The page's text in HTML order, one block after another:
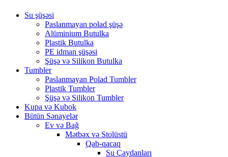
Su şüşəsi
Paslanmayan polad şüşə
Alüminium Butulka
Plastik Butulka
PE idman şüşəsi
Şüşə və Silikon Butulka
Tumbler
Paslanmayan Polad Tumbler
Plastik Tumbler
Şüşə və Silikon Tumbler
Kupa və Kubok
Bütün Sənayelər
Ev və Bağ
Mətbəx və Stolüstü
Qab-qacaq
Su Çaydanları